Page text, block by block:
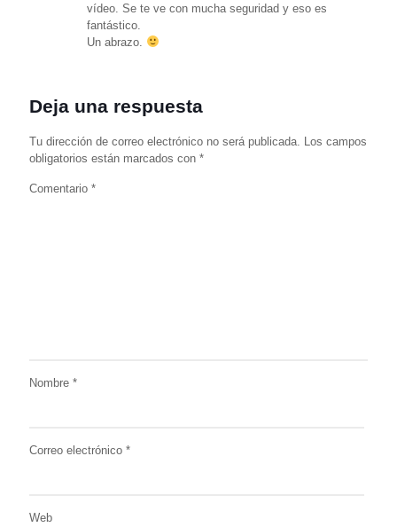
vídeo. Se te ve con mucha seguridad y eso es
fantástico.
Un abrazo.
Deja una respuesta
Tu dirección de correo electrónico no será publicada. Los campos
obligatorios están marcados con *
Comentario *
Nombre *
Correo electrónico *
Web